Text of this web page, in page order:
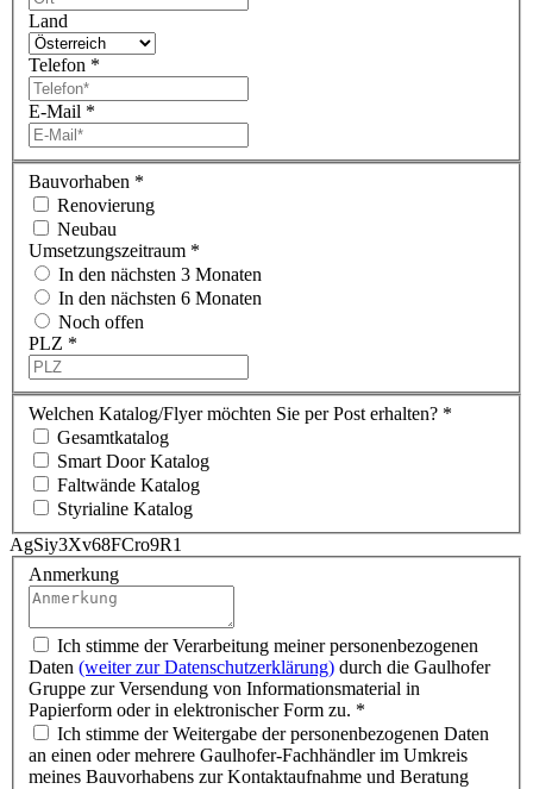
Land
Telefon *
E-Mail *
Bauvorhaben *
Renovierung
Neubau
Umsetzungszeitraum *
In den nächsten 3 Monaten
In den nächsten 6 Monaten
Noch offen
PLZ *
Welchen Katalog/Flyer möchten Sie per Post erhalten? *
Gesamtkatalog
Smart Door Katalog
Faltwände Katalog
Styrialine Katalog
AgSiy3Xv68FCro9R1
Anmerkung
Ich stimme der Verarbeitung meiner personenbezogenen
Daten (weiter zur Datenschutzerklärung) durch die Gaulhofer
Gruppe zur Versendung von Informationsmaterial in
Papierform oder in elektronischer Form zu. *
Ich stimme der Weitergabe der personenbezogenen Daten
an einen oder mehrere Gaulhofer-Fachhändler im Umkreis
meines Bauvorhabens zur Kontaktaufnahme und Beratung